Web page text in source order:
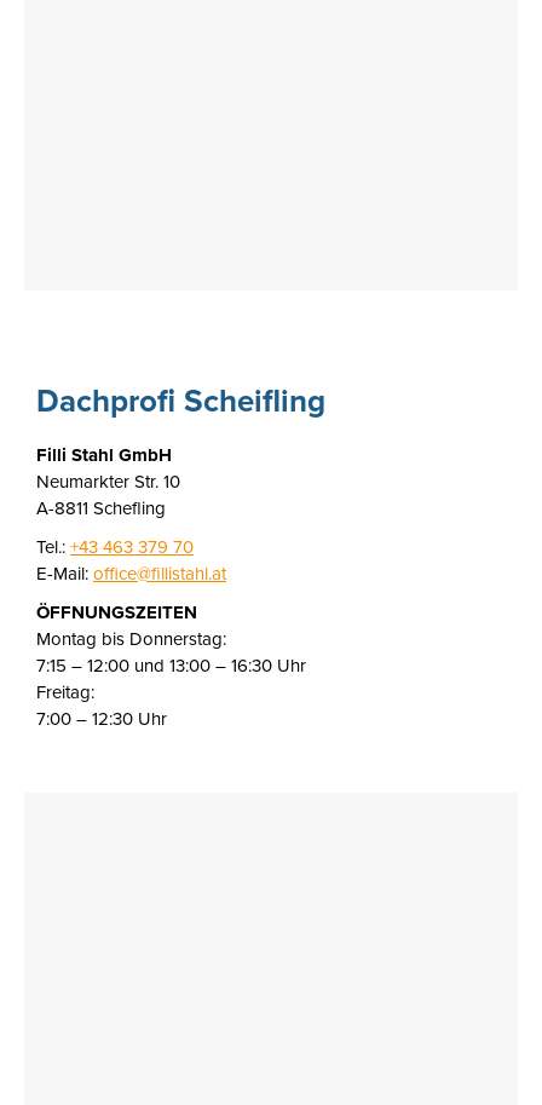
Dachprofi Scheifling
Filli Stahl GmbH
Neumarkter Str. 10
A-8811 Schefling
Tel.:+43 463 379 70
E-Mail:office@fillistahl.at
ÖFFNUNGSZEITEN
Montag bis Donnerstag:
7:15 – 12:00 und 13:00 – 16:30 Uhr
Freitag:
7:00 – 12:30 Uhr